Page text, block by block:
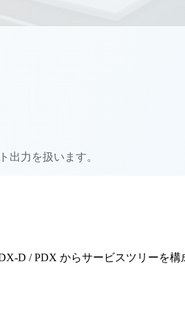
出力を扱います。
/ PDX からサービスツリーを構成